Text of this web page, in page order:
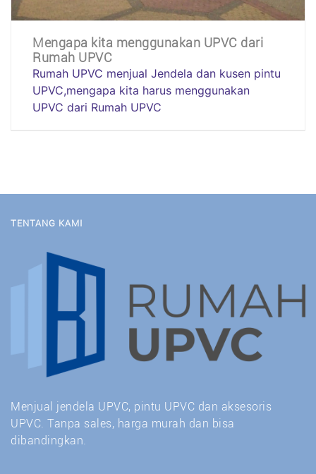
Mengapa kita menggunakan UPVC dari
Rumah UPVC
Rumah UPVC menjual Jendela dan kusen pintu
UPVC,mengapa kita harus menggunakan
UPVC dari Rumah UPVC
TENTANG KAMI
Menjual jendela UPVC, pintu UPVC dan aksesoris
UPVC. Tanpa sales, harga murah dan bisa
dibandingkan.